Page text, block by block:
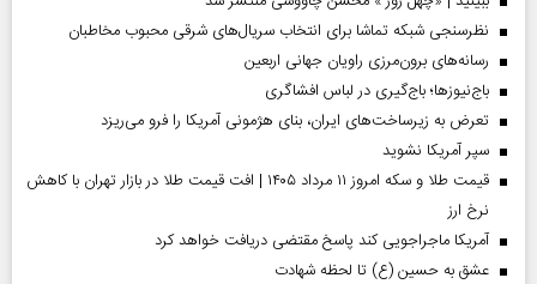
نظرسنجی شبکه تماشا برای انتخاب سریال‌های شرقی محبوب مخاطبان
رسانه‌های برون‌مرزی راویان جهانی اربعین
باج‌نیوزها؛ باج‌گیری در لباس افشاگری
تعرض به زیرساخت‌های ایران، بنای هژمونی آمریکا را فرو می‌ریزد
سپر آمریکا نشوید
قیمت طلا و سکه امروز ۱۱ مرداد ۱۴۰۵ | افت قیمت طلا در بازار تهران با کاهش
نرخ ارز
آمریکا ماجراجویی کند پاسخ مقتضی دریافت خواهد کرد
عشق به حسین (ع) تا لحظه شهادت